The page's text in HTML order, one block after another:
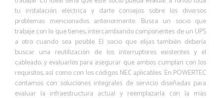
tu instalación eléctrica y darte consejos sobre los diversos
problemas mencionados anteriormente. Busca un socio que
trabaje con lo que tienes, intercambiando componentes de un UPS
a otro cuando sea posible. El socio que elijas también debería
buscar una reutilización de los interruptores existentes y el
cableado, y evaluarlos para asegurar que ambos cumplan con los
requisitos, así como con los códigos NEC aplicables. En POWERTEC
contamos con soluciones integrales de servicio diseñadas para
evaluar la infraestructura actual y reemplazarla con la más